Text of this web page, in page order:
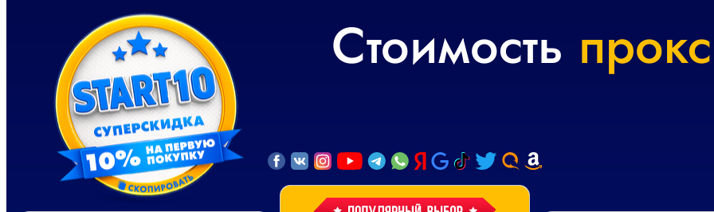
Стоимость